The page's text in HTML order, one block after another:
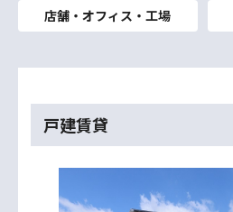
店舗・オフィス・工場
戸建賃貸